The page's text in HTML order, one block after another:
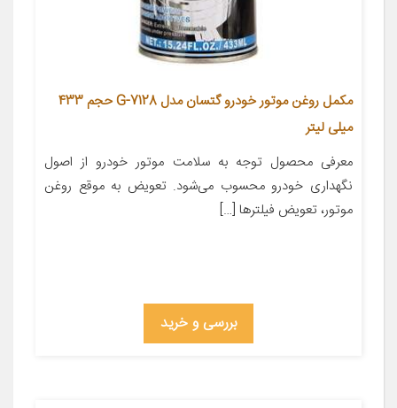
مکمل روغن موتور خودرو گتسان مدل G-7128 حجم 433
میلی لیتر
معرفی محصول توجه به سلامت موتور خودرو از اصول
نگهداری خودرو محسوب می‌شود. تعویض به موقع روغن
موتور، تعویض فیلترها […]
بررسی و خرید